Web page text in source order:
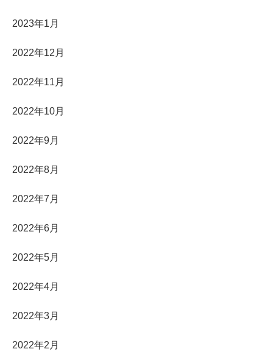
2023年1月
2022年12月
2022年11月
2022年10月
2022年9月
2022年8月
2022年7月
2022年6月
2022年5月
2022年4月
2022年3月
2022年2月